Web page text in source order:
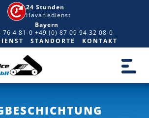
24 Stunden
Havariedienst
76 4 81-0
Bayern
+49 (0) 87 09 94 32 08-0
STANDORTE KONTAKT